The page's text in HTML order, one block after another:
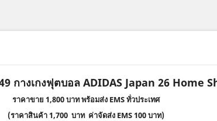
กางเกงฟุตบอล ADIDAS Japan 26 Home
ราคาขาย 1,800 บาท พร้อมส่ง EMS ทั่วประเทศ
(ราคาสินค้า 1,700 บาท ค่าจัดส่ง EMS 100 บาท)